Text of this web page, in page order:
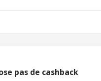
+ 1€ supplémentaire
inscription chez eBuyClub.
pas de cashback